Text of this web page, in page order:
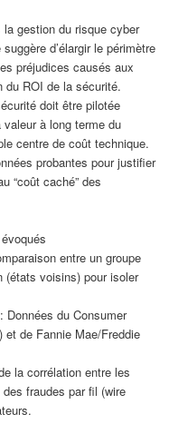
gestion du risque cyber
d’élargir le périmètre
préjudices causés aux
du ROI de la sécurité.
doit être pilotée
à long terme du
centre de coût technique.
probantes pour justifier
“coût caché” des
entre un groupe
(états voisins) pour isoler
Données du Consumer
et de Fannie Mae/Freddie
la corrélation entre les
fraudes par fil (wire